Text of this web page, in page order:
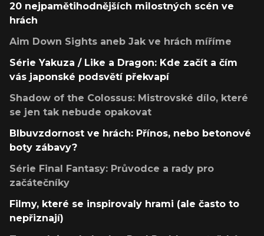
20 nejpamětihodnějších milostných scén ve
hrách
Aim Down Sights aneb Jak ve hrách míříme
Série Yakuza / Like a Dragon: Kde začít a čím
vás japonské podsvětí překvapí
Shadow of the Colossus: Mistrovské dílo, které
se jen tak nebude opakovat
Blbuvzdornost ve hrách: Přínos, nebo betonové
boty zábavy?
Série Final Fantasy: Průvodce a rady pro
začátečníky
Filmy, které se inspirovaly hrami (ale často to
nepřiznají)